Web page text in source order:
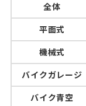
全体
平面式
機械式
バイクガレージ
バイク青空